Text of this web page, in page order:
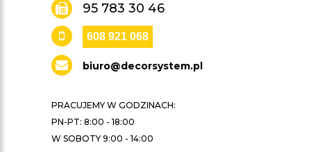
95 783 30 46
608 921 068
biuro@decorsystem.pl
PRACUJEMY W GODZINACH:
PN-PT: 8:00 - 18:00
W SOBOTY 9:00 - 14:00